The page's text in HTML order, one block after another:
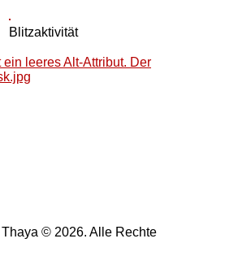
Blitzaktivität
© 2026. Alle Rechte